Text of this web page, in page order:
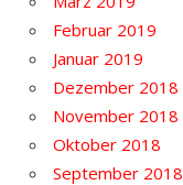
Februar 2019
Januar 2019
Dezember 2018
November 2018
Oktober 2018
September 2018